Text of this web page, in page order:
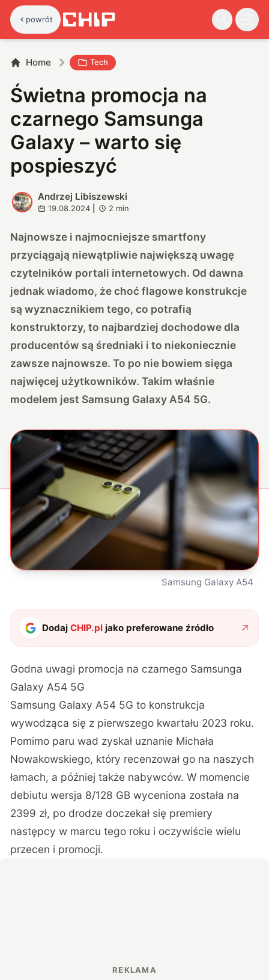
powrót
Home Tech
Świetna promocja na
czarnego Samsunga
Galaxy – warto się
pospieszyć
A
Andrzej Libiszewski
19.08.2024 2 min
Najnowsze i najmocniejsze smartfony
przyciągają niewątpliwie największą uwagę
czytelników portali internetowych. Od dawna
jednak wiadomo, że choć flagowe konstrukcje
są wyznacznikiem tego, co potrafią
konstruktorzy, to najbardziej dochodowe dla
producentów są średniaki i to niekoniecznie
zawsze najnowsze. To po nie bowiem sięga
najwięcej użytkowników. Takim właśnie
modelem jest Samsung Galaxy A54 5G.
Samsung Galaxy A54
DodajCHIP.pl jako preferowane źródło
Godna uwagi promocja na czarnego Samsunga
Galaxy A54 5G
Samsung Galaxy A54 5G to konstrukcja
wywodząca się z pierwszego kwartału 2023 roku.
Pomimo paru wad zyskał uznanie Michała
Nowakowskiego, który recenzował go na naszych
łamach, a później także nabywców. W momencie
debiutu wersja 8/128 GB wyceniona została na
2399 zł, po drodze doczekał się premiery
następcy w marcu tego roku i oczywiście wielu
przecen i promocji.